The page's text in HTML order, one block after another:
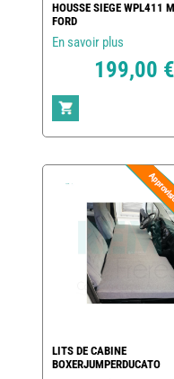
HOUSSE SIEGE WPL411
FORD
En savoir plus
199,00 €
LITS DE CABINE
BOXERJUMPERDUCATO